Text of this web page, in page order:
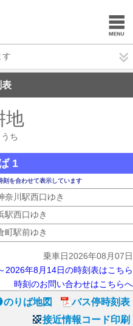
す
表
地
ち
1
を合わせて表示しています
奈川駅西口ゆき
駅西口ゆき
町駅前ゆき
乗車日2026年08月07日
2026年8月14日の時刻表はこちら
時刻のお問い合わせはこちらへ
のりば地図
バス停時刻表
接近情報コード印刷